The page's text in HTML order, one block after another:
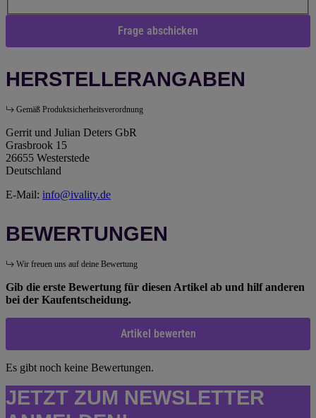
Frage abschicken
HERSTELLERANGABEN
Gemäß Produktsicherheitsverordnung
Gerrit und Julian Deters GbR
Grasbrook 15
26655 Westerstede
Deutschland
E-Mail: info@ivality.de
BEWERTUNGEN
Wir freuen uns auf deine Bewertung
Gib die erste Bewertung für diesen Artikel ab und hilf anderen
bei der Kaufentscheidung.
Artikel bewerten
Es gibt noch keine Bewertungen.
JETZT ZUM NEWSLETTER